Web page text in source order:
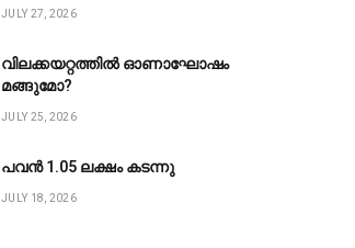
JULY 27, 2026
വിലക്കയറ്റത്തിൽ ഓണാഘോഷം
മങ്ങുമോ?
JULY 25, 2026
പവൻ ₹1.05 ലക്ഷം കടന്നു
JULY 18, 2026